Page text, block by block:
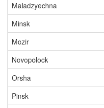
Maladzyechna
Minsk
Mozir
Novopolock
Orsha
Pinsk